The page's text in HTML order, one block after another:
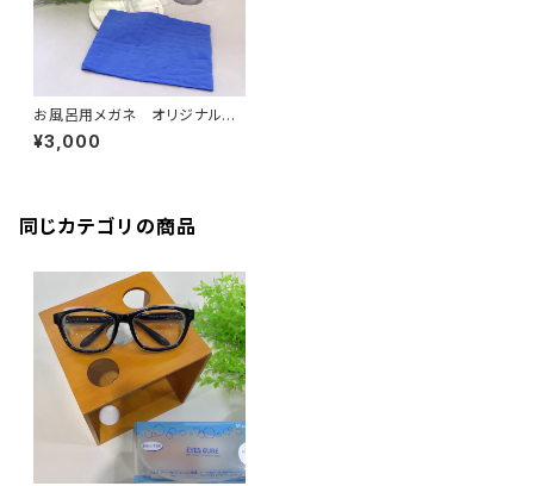
お風呂用メガネ オリジナルセ
ット
¥3,000
同じカテゴリの商品